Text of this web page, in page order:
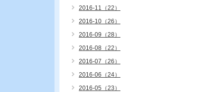
2016-11（22）
2016-10（26）
2016-09（28）
2016-08（22）
2016-07（26）
2016-06（24）
2016-05（23）